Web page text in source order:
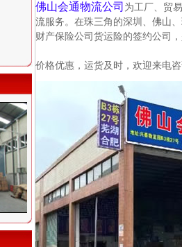
佛山会通物流公司 为工厂、贸
流服务。在珠三角的深圳、佛山
财产保险公司货运险的签约公司
价格优惠，运货及时，欢迎来电